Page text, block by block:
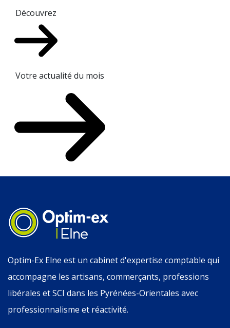
Découvrez
Votre actualité du mois
Optim-Ex Elne est un cabinet d'expertise comptable qui
accompagne les artisans, commerçants, professions
libérales et SCI dans les Pyrénées-Orientales avec
professionnalisme et réactivité.